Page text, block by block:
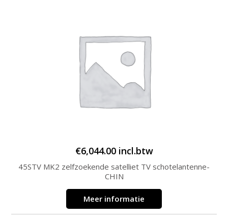
€6,044.00 incl.btw
45STV MK2 zelfzoekende satelliet TV schotelantenne-
CHIN
Meer informatie